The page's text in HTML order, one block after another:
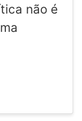
não é